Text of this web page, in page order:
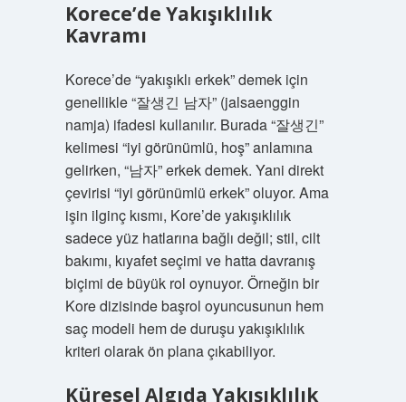
Korece’de Yakışıklılık
Kavramı
Korece’de “yakışıklı erkek” demek için
genellikle “잘생긴 남자” (jalsaenggin
namja) ifadesi kullanılır. Burada “잘생긴”
kelimesi “iyi görünümlü, hoş” anlamına
gelirken, “남자” erkek demek. Yani direkt
çevirisi “iyi görünümlü erkek” oluyor. Ama
işin ilginç kısmı, Kore’de yakışıklılık
sadece yüz hatlarına bağlı değil; stil, cilt
bakımı, kıyafet seçimi ve hatta davranış
biçimi de büyük rol oynuyor. Örneğin bir
Kore dizisinde başrol oyuncusunun hem
saç modeli hem de duruşu yakışıklılık
kriteri olarak ön plana çıkabiliyor.
Küresel Algıda Yakışıklılık